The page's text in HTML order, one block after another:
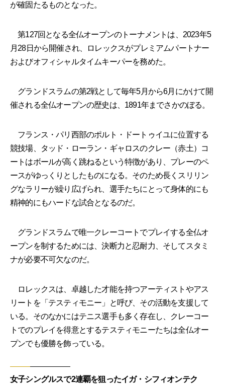
が確固たるものとなった。
第127回となる全仏オープンのトーナメントは、2023年5
月28日から開催され、ロレックスがプレミアムパートナー
およびオフィシャルタイムキーパーを務めた。
グランドスラムの第2戦として毎年5月から6月にかけて開
催される全仏オープンの歴史は、1891年までさかのぼる。
フランス・パリ西部のポルト・ドートゥイユに位置する
競技場、タッド・ローラン・ギャロスのクレー（赤土）コ
ートはボールが高く跳ねるという特徴があり、プレーのペ
ースがゆっくりとしたものになる。そのため長くスリリン
グなラリーが繰り広げられ、選手たちにとって身体的にも
精神的にもハードな試合となるのだ。
グランドスラムで唯一クレーコートでプレイする全仏オ
ープンを制するためには、決断力と忍耐力、そしてスタミ
ナが必要不可欠なのだ。
ロレックスは、卓越した才能を持つアーティストやアス
リートを「テスティモニー」と呼び、その活動を支援して
いる。そのなかにはテニス選手も多く存在し、クレーコー
トでのプレイを得意とするテスティモニーたちは全仏オー
プンでも優勝を飾っている。
女子シングルスで2連覇を狙ったイガ・シフィオンテク